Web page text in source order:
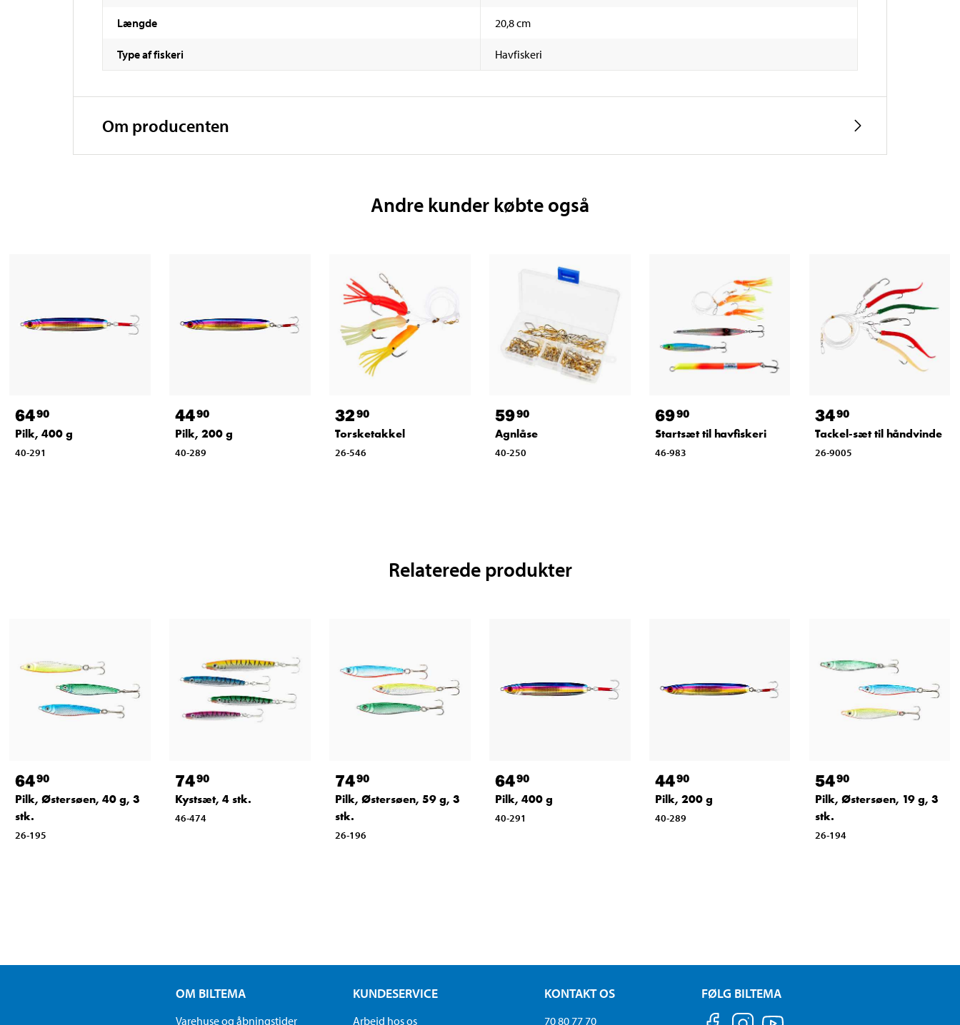
Længde 20,8 cm
Type af fiskeri Havfiskeri
Om producenten
Andre kunder købte også
6490
Pilk, 400 g
40-291
4490
Pilk, 200 g
40-289
3290
Torsketakkel
26-546
5990
Agnlåse
40-250
6990
Startsæt til havfiskeri
46-983
3490
Tackel-sæt til håndvinde
26-9005
Relaterede produkter
6490
Pilk, Østersøen, 40 g, 3
stk.
26-195
7490
Kystsæt, 4 stk.
46-474
7490
Pilk, Østersøen, 59 g, 3
stk.
26-196
6490
Pilk, 400 g
40-291
4490
Pilk, 200 g
40-289
5490
Pilk, Østersøen, 19 g, 3
stk.
26-194
OM BILTEMA
Varehuse og åbningstider
KUNDESERVICE
Arbejd hos os
KONTAKT OS
70 80 77 70
FØLG BILTEMA